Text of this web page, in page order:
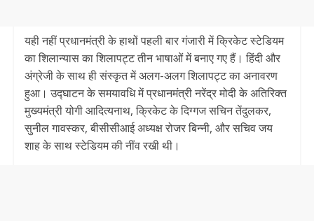
यही नहीं प्रधानमंत्री के हाथों पहली बार गंजारी में क्रिकेट स्टेडियम
का शिलान्यास का शिलापट्ट तीन भाषाओं में बनाए गए हैं। हिंदी और
अंग्रेजी के साथ ही संस्कृत में अलग-अलग शिलापट्ट का अनावरण
हुआ। उद्घाटन के समयावधि में प्रधानमंत्री नरेंद्र मोदी के अतिरिक्त
मुख्यमंत्री योगी आदित्यनाथ, क्रिकेट के दिग्गज सचिन तेंदुलकर,
सुनील गावस्कर, बीसीसीआई अध्यक्ष रोजर बिन्नी, और सचिव जय
शाह के साथ स्टेडियम की नींव रखी थी।